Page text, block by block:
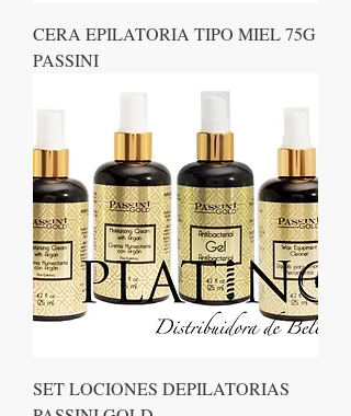
CERA EPILATORIA TIPO MIEL 75G
PASSINI
SET LOCIONES DEPILATORIAS